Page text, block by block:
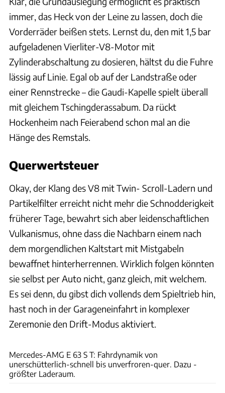
immer, das Heck von der Leine zu lassen, doch die
Vorderräder beißen stets. Lernst du, den mit 1,5 bar
aufgeladenen Vierliter-V8-Motor mit
Zylinderabschaltung zu dosieren, hältst du die Fuhre
lässig auf Linie. Egal ob auf der Landstraße oder
einer Rennstrecke – die Gaudi-Kapelle spielt überall
mit gleichem Tschingderassabum. Da rückt
Hockenheim nach Feierabend schon mal an die
Hänge des Remstals.
Querwertsteuer
Okay, der Klang des V8 mit Twin- Scroll-Ladern und
Partikelfilter erreicht nicht mehr die Schnodderigkeit
früherer Tage, bewahrt sich aber leidenschaftlichen
Vulkanismus, ohne dass die Nachbarn einem nach
dem morgendlichen Kaltstart mit Mistgabeln
bewaffnet hinterherrennen. Wirklich folgen könnten
sie selbst per Auto nicht, ganz gleich, mit welchem.
Es sei denn, du gibst dich vollends dem Spieltrieb hin,
hast noch in der Garageneinfahrt in komplexer
Zeremonie den Drift-Modus aktiviert.
Mercedes-AMG E 63 S T: Fahrdynamik von
unerschütterlich-schnell bis unverfroren-quer. Dazu -
größter Laderaum.